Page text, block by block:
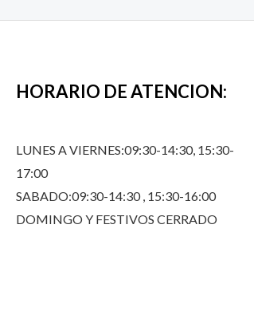
HORARIO DE ATENCION:
LUNES A VIERNES:09:30-14:30, 15:30-
17:00
SABADO:09:30-14:30 , 15:30-16:00
DOMINGO Y FESTIVOS CERRADO